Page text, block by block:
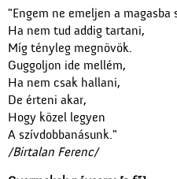
"Engem ne emeljen a magasba
Ha nem tud addig tartani,
Míg tényleg megnövök.
Guggoljon ide mellém,
Ha nem csak hallani,
De érteni akar,
Hogy közel legyen
A szívdobbanásunk."
/Birtalan Ferenc/